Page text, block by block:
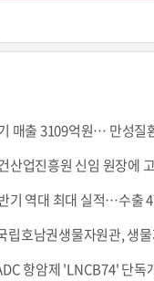
매출 3109억원… 만성질
산업진흥원 신임 원장에
기 역대 최대 실적…수출
립호남권생물자원관, 생
항암제 'LNCB74' 단독